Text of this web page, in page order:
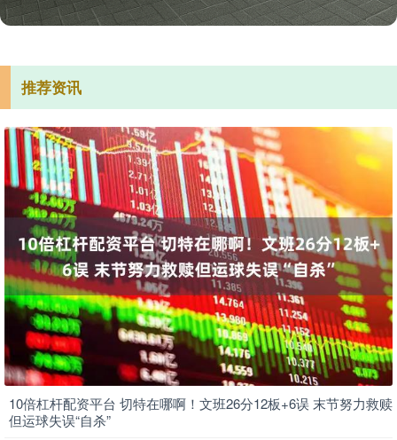
推荐资讯
10倍杠杆配资平台 切特在哪啊！文班26分12板+6误 末节努力救赎
但运球失误“自杀”